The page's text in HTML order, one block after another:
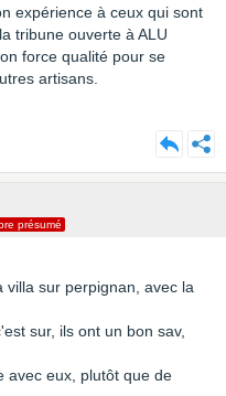
expérience à ceux qui sont
tribune ouverte à ALU
force qualité pour se
artisans.
présumé
sur perpignan, avec la
sur, ils ont un bon sav,
avec eux, plutôt que de